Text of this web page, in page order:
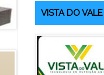
VISTA DO VALE